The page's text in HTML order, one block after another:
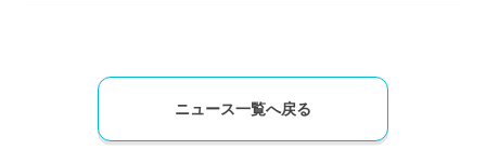
ニュース一覧へ戻る